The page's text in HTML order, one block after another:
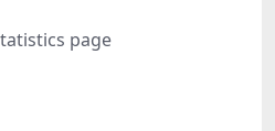
page